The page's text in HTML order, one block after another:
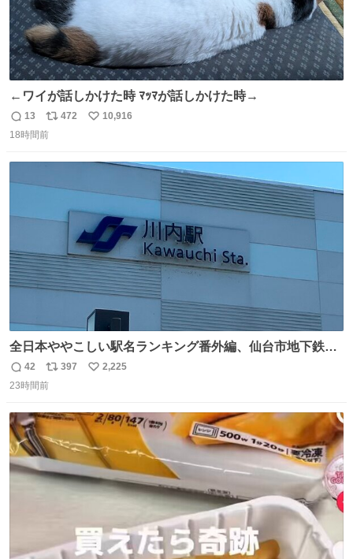
←ワイが話しかけた時 ﾏｯﾏが話しかけた時→
返
信
13
リ
ポ
数
472
い
10,916
18時間前
全日本ややこしい駅名ランキング番外編、仙台市地下鉄川
内駅
返
信
42
リ
ポ
ト
数
397
い
数
2,225
23時間前